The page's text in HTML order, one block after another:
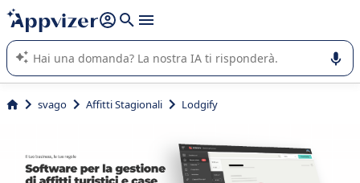
righe con
shift + enter
L'IA di Appvizer vi guida nell'utilizzo o nella scelta di un
software SaaS per la vostra azienda.
svago Affitti Stagionali Lodgify